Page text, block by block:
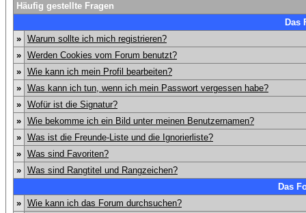
Häufig gestellte Fragen
Das
» Warum sollte ich mich registrieren?
» Werden Cookies vom Forum benutzt?
» Wie kann ich mein Profil bearbeiten?
» Was kann ich tun, wenn ich mein Passwort vergessen habe?
» Wofür ist die Signatur?
» Wie bekomme ich ein Bild unter meinen Benutzernamen?
» Was ist die Freunde-Liste und die Ignorierliste?
» Was sind Favoriten?
» Was sind Rangtitel und Rangzeichen?
Das
» Wie kann ich das Forum durchsuchen?